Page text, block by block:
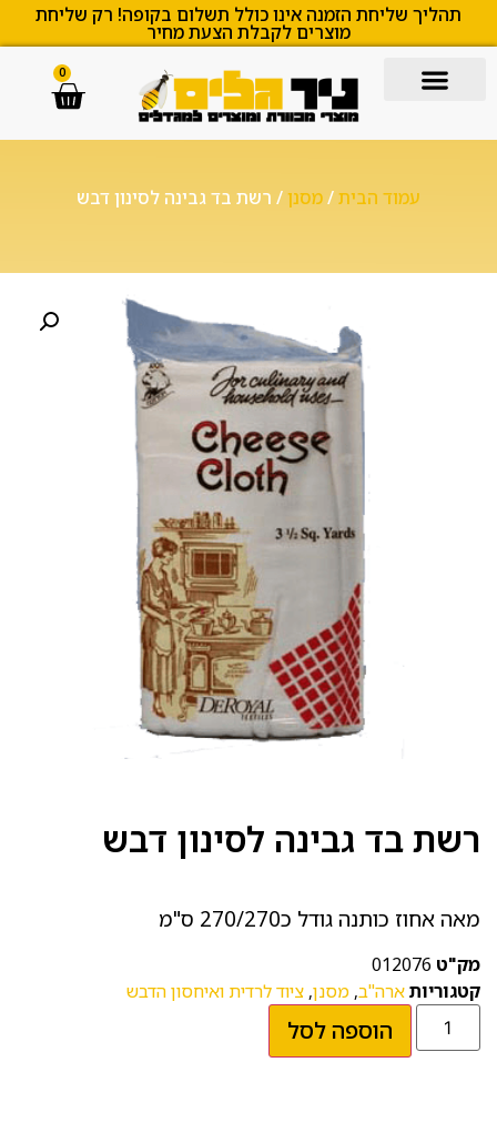
תהליך שליחת הזמנה אינו כולל תשלום בקופה! רק שליחת
מוצרים לקבלת הצעת מחיר
0
עמוד הבית/מסנן/ רשת בד גבינה לסינון דבש
רשת בד גבינה לסינון דבש
מאה אחוז כותנה גודל כ270/270 ס"מ
מק"ט 012076
קטגוריותארה"ב, מסנן, ציוד לרדית ואיחסון הדבש
הוספה לסל